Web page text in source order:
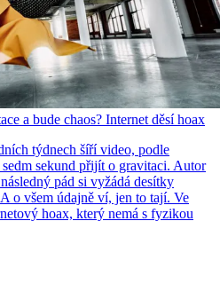
a bude chaos? Internet děsí hoax
týdnech šíří video, podle
sekund přijít o gravitaci. Autor
pád si vyžádá desítky
o všem údajně ví, jen to tají. Ve
hoax, který nemá s fyzikou